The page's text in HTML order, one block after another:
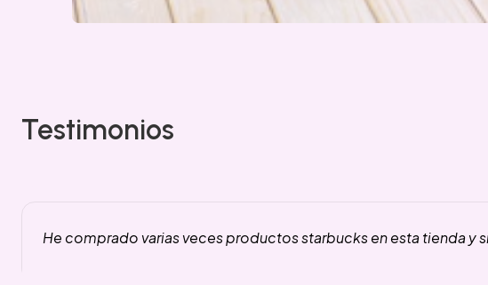
Testimonios
He comprado varias veces productos starbucks en esta tienda